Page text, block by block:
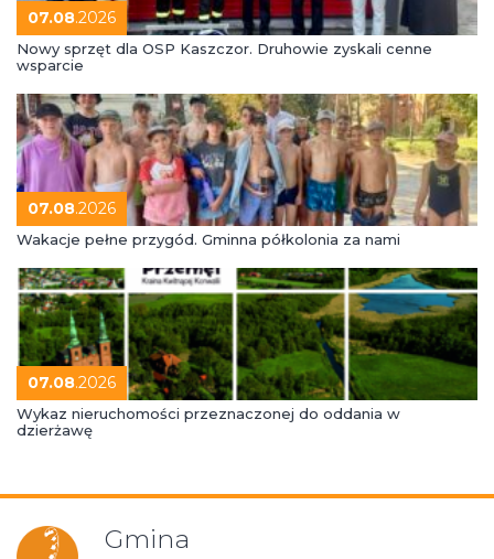
07.08.2026
Nowy sprzęt dla OSP Kaszczor. Druhowie zyskali cenne
wsparcie
07.08.2026
Wakacje pełne przygód. Gminna półkolonia za nami
07.08.2026
Wykaz nieruchomości przeznaczonej do oddania w
dzierżawę
Gmina